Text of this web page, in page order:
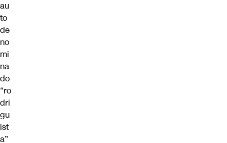
au
to
de
no
mi
na
do
“ro
dri
gu
ist
a”